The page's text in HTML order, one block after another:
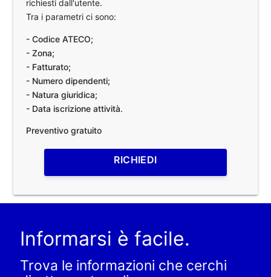
richiesti dall'utente.
Tra i parametri ci sono:
- Codice ATECO;
- Zona;
- Fatturato;
- Numero dipendenti;
- Natura giuridica;
- Data iscrizione attività.
Preventivo gratuito
RICHIEDI
Informarsi è facile.
Trova le informazioni che cerchi